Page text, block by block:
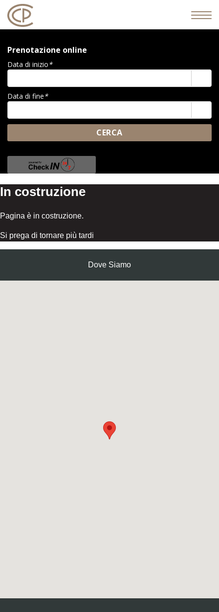
Prenotazione online
Data di inizio*
Data di fine*
CERCA
In costruzione
Pagina è in costruzione.
Si prega di tornare più tardi
Dove Siamo